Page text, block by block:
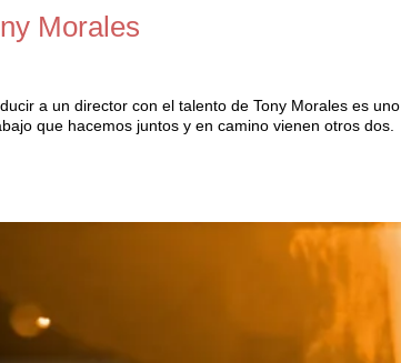
Morales
a un director con el talento de Tony Morales es uno
que hacemos juntos y en camino vienen otros dos.